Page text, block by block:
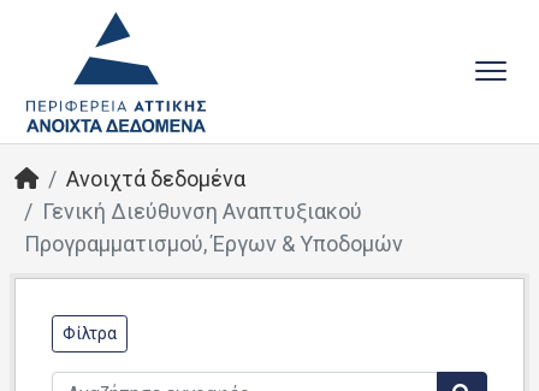
Ανοιχτά δεδομένα
Γενική Διεύθυνση Αναπτυξιακού
Προγραμματισμού, Έργων & Υποδομών
Φίλτρα